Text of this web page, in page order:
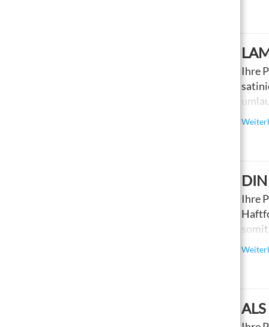
Ihre
Ihre
auf